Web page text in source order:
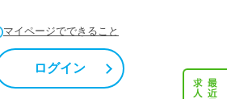
マイページでできること
ログイン